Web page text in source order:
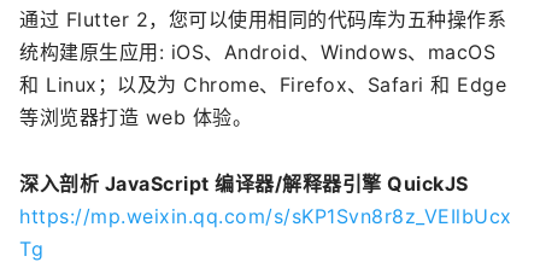
通过 Flutter 2，您可以使用相同的代码库为五种操作系
统构建原生应用: iOS、Android、Windows、macOS
和 Linux；以及为 Chrome、Firefox、Safari 和 Edge
等浏览器打造 web 体验。
深入剖析 JavaScript 编译器/解释器引擎 QuickJS
https://mp.weixin.qq.com/s/sKP1Svn8r8z_VEIlbUcx
Tg